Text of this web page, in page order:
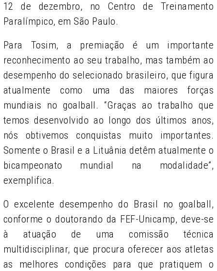
12 de dezembro, no Centro de Treinamento
Paralímpico, em São Paulo.
Para Tosim, a premiação é um importante
reconhecimento ao seu trabalho, mas também ao
desempenho do selecionado brasileiro, que figura
atualmente como uma das maiores forças
mundiais no goalball. “Graças ao trabalho que
temos desenvolvido ao longo dos últimos anos,
nós obtivemos conquistas muito importantes.
Somente o Brasil e a Lituânia detêm atualmente o
bicampeonato mundial na modalidade”,
exemplifica.
O excelente desempenho do Brasil no goalball,
conforme o doutorando da FEF-Unicamp, deve-se
à atuação de uma comissão técnica
multidisciplinar, que procura oferecer aos atletas
as melhores condições para que pratiquem o